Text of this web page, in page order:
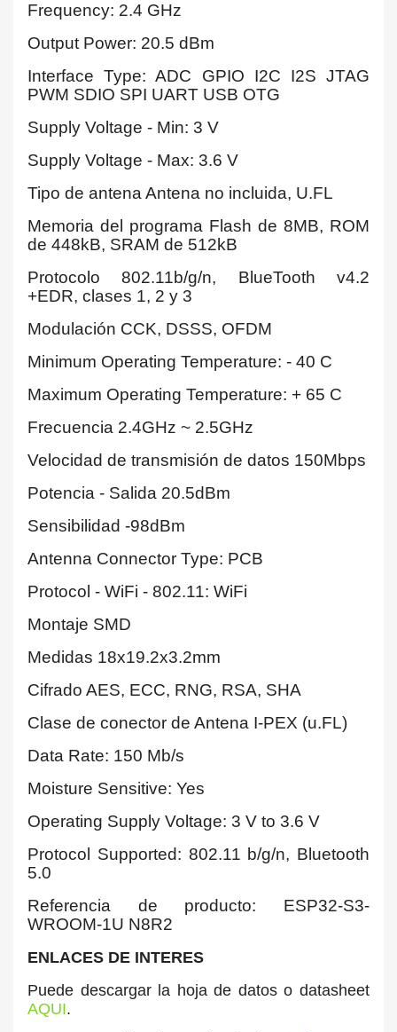
Frequency: 2.4 GHz
Output Power: 20.5 dBm
Interface Type: ADC GPIO I2C I2S JTAG
PWM SDIO SPI UART USB OTG
Supply Voltage - Min: 3 V
Supply Voltage - Max: 3.6 V
Tipo de antena Antena no incluida, U.FL
Memoria del programa Flash de 8MB, ROM
de 448kB, SRAM de 512kB
Protocolo 802.11b/g/n, BlueTooth v4.2
+EDR, clases 1, 2 y 3
Modulación CCK, DSSS, OFDM
Minimum Operating Temperature: - 40 C
Maximum Operating Temperature: + 65 C
Frecuencia 2.4GHz ~ 2.5GHz
Velocidad de transmisión de datos 150Mbps
Potencia - Salida 20.5dBm
Sensibilidad -98dBm
Antenna Connector Type: PCB
Protocol - WiFi - 802.11: WiFi
Montaje SMD
Medidas 18x19.2x3.2mm
Cifrado AES, ECC, RNG, RSA, SHA
Clase de conector de Antena I-PEX (u.FL)
Data Rate: 150 Mb/s
Moisture Sensitive: Yes
Operating Supply Voltage: 3 V to 3.6 V
Protocol Supported: 802.11 b/g/n, Bluetooth
5.0
Referencia de producto: ESP32-S3-
WROOM-1U N8R2
ENLACES DE INTERES
Puede descargar la hoja de datos o datasheet
AQUI.